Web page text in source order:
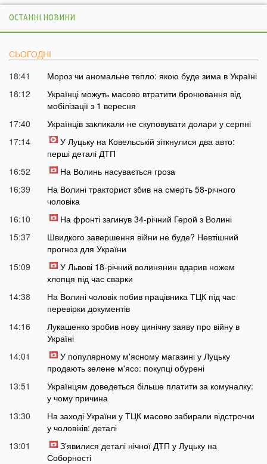
ОСТАННІ НОВИНИ
СЬОГОДНІ
18:41
Мороз чи аномальне тепло: якою буде зима в Україні
18:12
Українці можуть масово втратити бронювання від
мобілізації з 1 вересня
17:40
Українців закликали не скуповувати долари у серпні
17:14
У Луцьку на Ковельській зіткнулися два авто:
перші деталі ДТП
16:52
На Волинь насувається гроза
16:39
На Волині тракторист збив на смерть 58-річного
чоловіка
16:10
На фронті загинув 34-річний Герой з Волині
15:37
Швидкого завершення війни не буде? Невтішний
прогноз для України
15:09
У Львові 18-річний волинянин вдарив ножем
хлопця під час сварки
14:38
На Волині чоловік побив працівника ТЦК під час
перевірки документів
14:16
Лукашенко зробив нову цинічну заяву про війну в
Україні
14:01
У популярному м'ясному магазині у Луцьку
продають зелене м'ясо: покупці обурені
13:51
Українцям доведеться більше платити за комуналку:
у чому причина
13:30
На заході України у ТЦК масово забирали відстрочки
у чоловіків: деталі
13:01
Зʼявилися деталі нічної ДТП у Луцьку на
Соборності